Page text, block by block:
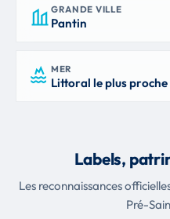
GRANDE VILLE
Pantin
MER
Littoral le plus proche
Labels,
Les reconnaissances
Pré-